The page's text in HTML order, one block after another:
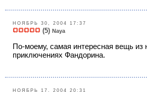
НОЯБРЬ 30, 2004 17:37
(5) Naya
По-моему, самая интересная вещь из
приключениях Фандорина.
НОЯБРЬ 17, 2004 20:31